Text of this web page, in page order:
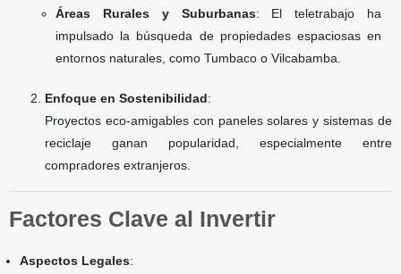
Áreas Rurales y Suburbanas: El teletrabajo ha
impulsado la búsqueda de propiedades espaciosas en
entornos naturales, como Tumbaco o Vilcabamba.
Enfoque en Sostenibilidad:
Proyectos eco-amigables con paneles solares y sistemas de
reciclaje ganan popularidad, especialmente entre
compradores extranjeros.
Factores Clave al Invertir
Aspectos Legales: